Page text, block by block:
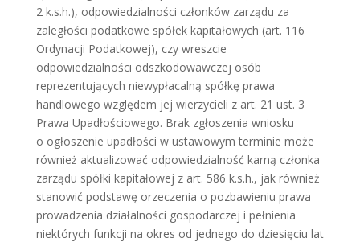
2 k.s.h.), odpowiedzialności członków zarządu za
zaległości podatkowe spółek kapitałowych (art. 116
Ordynacji Podatkowej), czy wreszcie
odpowiedzialności odszkodowawczej osób
reprezentujących niewypłacalną spółkę prawa
handlowego względem jej wierzycieli z art. 21 ust. 3
Prawa Upadłościowego. Brak zgłoszenia wniosku
o ogłoszenie upadłości w ustawowym terminie może
również aktualizować odpowiedzialność karną członka
zarządu spółki kapitałowej z art. 586 k.s.h., jak również
stanowić podstawę orzeczenia o pozbawieniu prawa
prowadzenia działalności gospodarczej i pełnienia
niektórych funkcji na okres od jednego do dziesięciu lat